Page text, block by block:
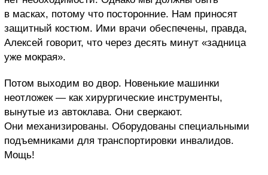
в масках, потому что посторонние. Нам приносят
защитный костюм. Ими врачи обеспечены, правда,
Алексей говорит, что через десять минут «задница
уже мокрая».
Потом выходим во двор. Новенькие машинки
неотложек — как хирургические инструменты,
вынутые из автоклава. Они сверкают.
Они механизированы. Оборудованы специальными
подъемниками для транспортировки инвалидов.
Мощь!